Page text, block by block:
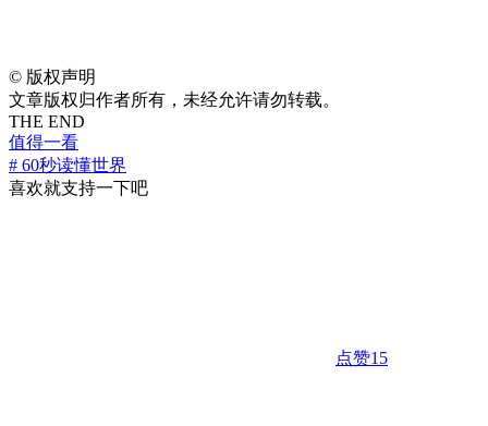
© 版权声明
文章版权归作者所有，未经允许请勿转载。
THE END
值得一看
# 60秒读懂世界
喜欢就支持一下吧
点赞15